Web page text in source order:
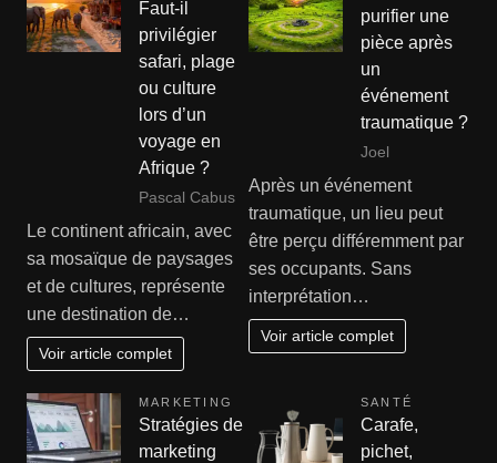
Faut-il
privilégier
safari, plage
ou culture
lors d’un
voyage en
Afrique ?
Pascal Cabus
Le continent africain, avec
sa mosaïque de paysages
et de cultures, représente
une destination de…
Voir article complet
purifier une
pièce après
un
événement
traumatique ?
Joel
Après un événement
traumatique, un lieu peut
être perçu différemment par
ses occupants. Sans
interprétation…
Voir article complet
MARKETING
Stratégies de
marketing
SANTÉ
Carafe,
pichet,